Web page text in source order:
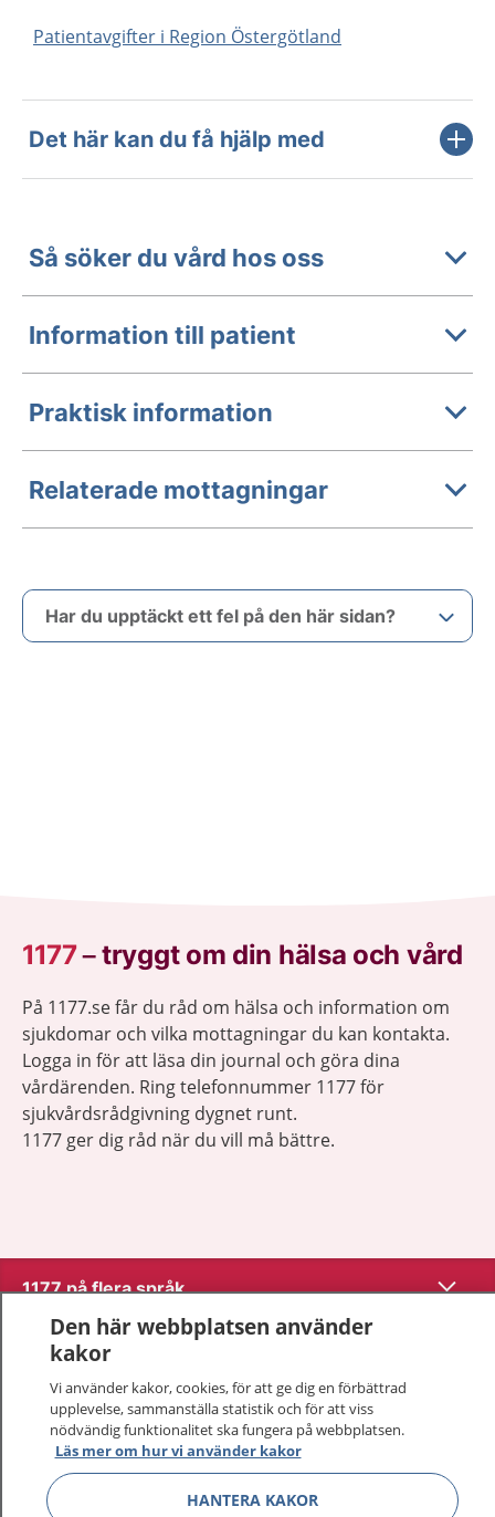
Patientavgifter i Region Östergötland
Det här kan du få hjälp med
Så söker du vård hos oss
Information till patient
Praktisk information
Relaterade mottagningar
Har du upptäckt ett fel på den här sidan?
1177–tryggt om din hälsa och vård
På 1177.se får du råd om hälsa och information om
sjukdomar och vilka mottagningar du kan kontakta.
Logga in för att läsa din journal och göra dina
vårdärenden. Ring telefonnummer 1177 för
sjukvårdsrådgivning dygnet runt.
1177 ger dig råd när du vill må bättre.
1177 på flera språk Visa
Om 1177
Kontakt
Behandling av personuppgifter
Den här webbplatsen använder
kakor
Vi använder kakor, cookies, för att ge dig en förbättrad
upplevelse, sammanställa statistik och för att viss
nödvändig funktionalitet ska fungera på webbplatsen.
Läs mer om hur vi använder kakor
HANTERA KAKOR